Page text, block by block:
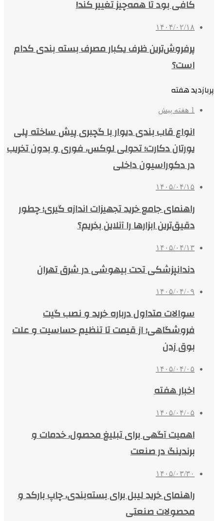
کافی بود تا همه‌چیز تغییر کند!
۱۴۰۴/۰۲/۱۸
پرفروش‌ترین ظرف یکبار مصرف بسته بندی کدام
است؟
پربازدید هفته
1 هفته پیش
انواع قاب بندی دیوار با گچبری پیش ساخته پلی
یورتان دکارت؛ تحولی لوکس، فوری و بدون تخریب
در دکوراسیون داخلی
۱۴۰۵/۰۴/۱۵
راهنمای جامع خرید تجهیزات اندازه گیری؛ چطور
دقیق‌ترین ابزارها را آنلاین بخریم؟
۱۴۰۵/۰۴/۱۳
دندانپزشکی تحت بیهوشی در شرق تهران
۱۴۰۵/۰۴/۰۹
سوالات متداول درباره خرید و نصب گیت
فروشگاهی؛ از قیمت تا تنظیم حساسیت و علت
بوق زدن
۱۴۰۵/۰۴/۰۵
اخبار هفته
۱۴۰۵/۰۴/۰۵
اهمیت آگهی برای تبلیغ محصول، خدمات و
برندینگ در صنعت
۱۴۰۵/۰۳/۳۰
راهنمای خرید لیبل برای بسته‌بندی، چاپ بارکد و
محصولات صنعتی